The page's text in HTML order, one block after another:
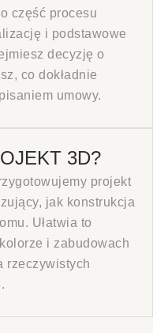
część procesu
i podstawowe
decyzję o
co dokładnie
umowy.
3D?
projekt
jak konstrukcja
Ułatwia to
i zabudowach
rzeczywistych